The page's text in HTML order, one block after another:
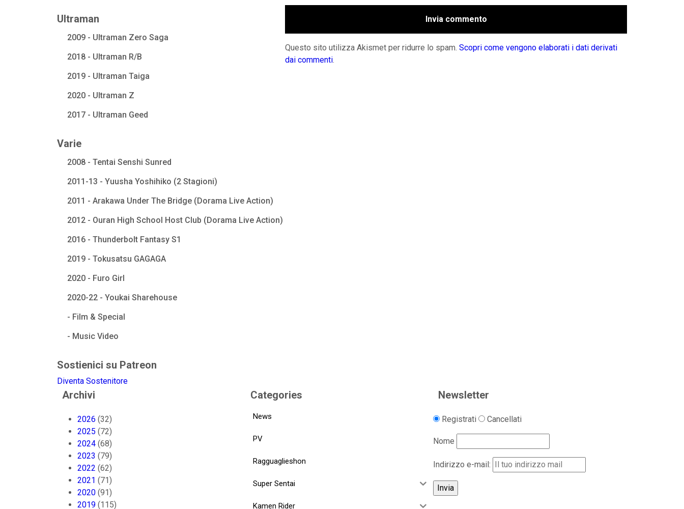
Ultraman
2009 - Ultraman Zero Saga
2018 - Ultraman R/B
2019 - Ultraman Taiga
2020 - Ultraman Z
2017 - Ultraman Geed
Varie
2008 - Tentai Senshi Sunred
2011-13 - Yuusha Yoshihiko (2 Stagioni)
2011 - Arakawa Under The Bridge (Dorama Live Action)
2012 - Ouran High School Host Club (Dorama Live Action)
2016 - Thunderbolt Fantasy S1
2019 - Tokusatsu GAGAGA
2020 - Furo Girl
2020-22 - Youkai Sharehouse
- Film & Special
- Music Video
Sostienici su Patreon
Diventa Sostenitore
Questo sito utilizza Akismet per ridurre lo spam. Scopri come vengono elaborati i dati derivati
dai commenti.
Archivi
2026 (32)
2025 (72)
2024 (68)
2023 (79)
2022 (62)
2021 (71)
2020 (91)
2019 (115)
Categories
News
PV
Ragguaglieshon
Super Sentai
Kamen Rider
Newsletter
Registrati Cancellati
Nome
Indirizzo e-mail: